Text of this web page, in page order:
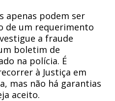
apenas podem ser
de um requerimento
a fraude
boletim de
na polícia. É
à Justiça em
mas não há garantias
aceito.